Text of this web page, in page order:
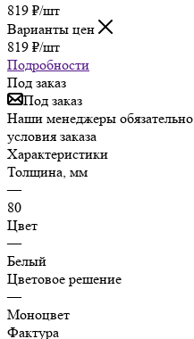
819 ₽/шт
Варианты цен
819 ₽/шт
Подробности
Под заказ
Под заказ
Наши менеджеры
условия заказа
Характеристики
Толщина, мм
—
80
Цвет
—
Белый
Цветовое решение
—
Моноцвет
Фактура